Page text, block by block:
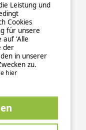
Leistung und
Cookies
für unsere
auf 'Alle
der
in unserer
zu.
hier